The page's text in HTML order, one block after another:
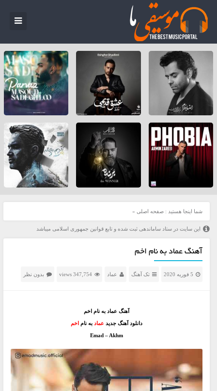
شما اینجا هستید : صفحه اصلی »
این سایت در ستاد ساماندهی ثبت شده و تابع قوانین جمهوری اسلامی میباشد
آهنگ عماد به نام اخم
5 فوریه 2020 تک آهنگ عماد 347,754 views بدون نظر
آهنگ عماد به نام اخم
دانلود آهنگ جدید عمادبه نام اخم
Emad – Akhm